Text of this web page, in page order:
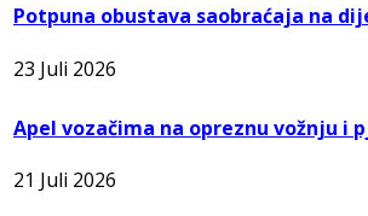
Potpuna obustava saobraćaja na
23 Juli 2026
Apel vozačima na opreznu vožnju i
21 Juli 2026